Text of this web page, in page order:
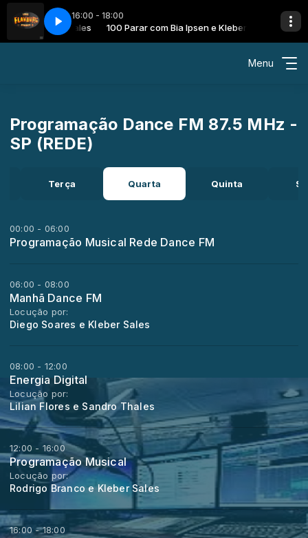
16:00 - 18:00
e Kleber Sales 100 Parar com Bia Ipsen e Kleber Sales
Flavour Loski feat. Stormzy - Flavour
Menu
Programação Dance FM 87.5 MHz -
SP (REDE)
Terça Quarta Quinta
00:00 - 06:00
Programação Musical Rede Dance FM
06:00 - 08:00
Manhã Dance FM
Locução por:
Diego Soares e Kleber Sales
08:00 - 12:00
Energia Digital
Locução por:
Lilian Flores e Sandro Thales
12:00 - 16:00
Programação Musical
Locução por:
Rodrigo Branco e Kleber Sales
16:00 - 18:00